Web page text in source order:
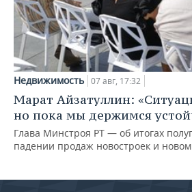
Недвижимость 07 авг, 17:32
Марат Айзатуллин:
но пока мы держимся
Глава Минстроя РТ — об итогах
падении продаж новостроек и новом